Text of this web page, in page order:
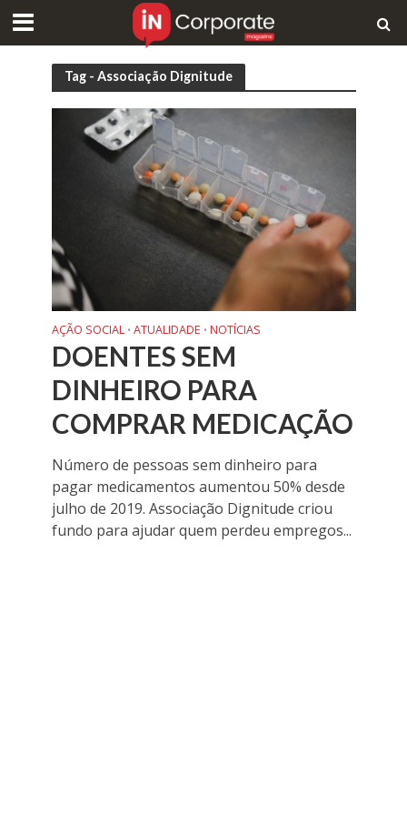
Tag - Associação Dignitude
AÇÃO SOCIAL • ATUALIDADE • NOTÍCIAS
DOENTES SEM
DINHEIRO PARA
COMPRAR MEDICAÇÃO
Número de pessoas sem dinheiro para
pagar medicamentos aumentou 50% desde
julho de 2019. Associação Dignitude criou
fundo para ajudar quem perdeu empregos...